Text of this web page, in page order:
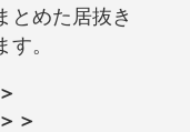
とめた居抜き
。
＞